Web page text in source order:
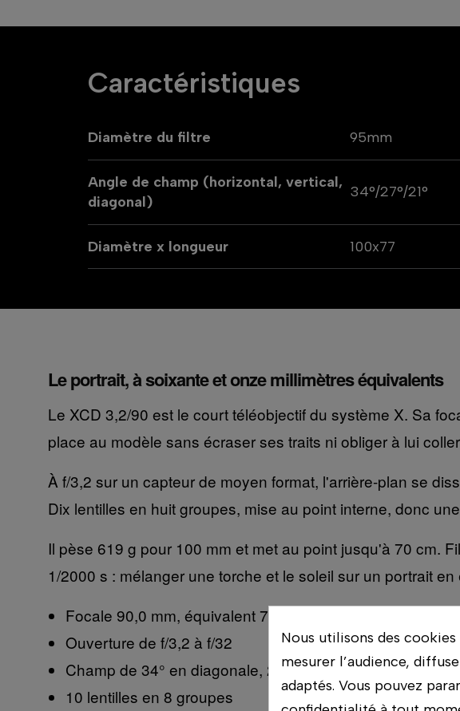
Caractéristiques
Diamètre du filtre 95mm
Angle de champ (horizontal, vertical,
diagonal)
34°/27°/21°
Diamètre x longueur 100x77
Le portrait, à soixante et onze millimètres équivalents
Le XCD 3,2/90 est le court téléobjectif du système X. Sa
place au modèle sans écraser ses traits ni obliger à lui
À f/3,2 sur un capteur de moyen format, l'arrière-plan se
Dix lentilles en huit groupes, mise au point interne, donc
Il pèse 619 g pour 100 mm et met au point jusqu'à 70 cm.
1/2000 s : mélanger une torche et le soleil sur un portrait
Focale 90,0 mm, équivalent 71 mm en 24×36
Ouverture de f/3,2 à f/32
Champ de 34° en diagonale, 27° × 21°
10 lentilles en 8 groupes
Nous utilisons des
mesurer l’audience,
adaptés. Vous pouvez